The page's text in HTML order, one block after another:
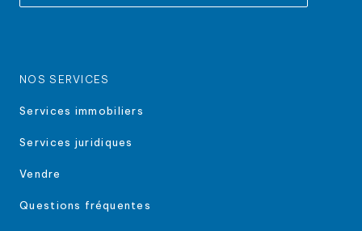
NOS SERVICES
Services immobiliers
Services juridiques
Vendre
Questions fréquentes